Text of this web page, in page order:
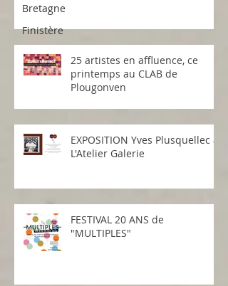
Bretagne
Finistère
25 artistes en affluence, ce
printemps au CLAB de
Plougonven
EXPOSITION Yves Plusquellec à
L'Atelier Galerie
FESTIVAL 20 ANS de
"MULTIPLES"